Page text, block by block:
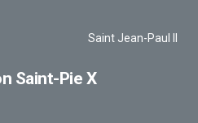
Saint Jean-Paul II
Saint-Pie X